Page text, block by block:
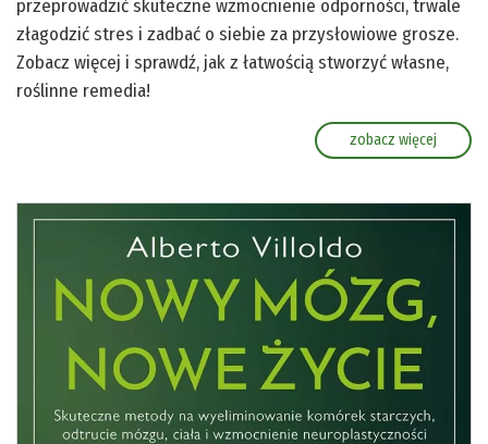
przeprowadzić skuteczne wzmocnienie odporności, trwale
złagodzić stres i zadbać o siebie za przysłowiowe grosze.
Zobacz więcej i sprawdź, jak z łatwością stworzyć własne,
roślinne remedia!
zobacz więcej